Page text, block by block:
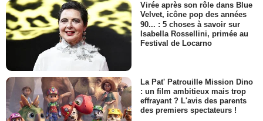
Virée après son rôle dans Blue
Velvet, icône pop des années
90... : 5 choses à savoir sur
Isabella Rossellini, primée au
Festival de Locarno
La Pat' Patrouille Mission Dino
: un film ambitieux mais trop
effrayant ? L'avis des parents
des premiers spectateurs !